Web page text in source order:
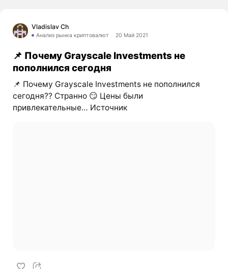
Vladislav Ch
Анализ рынка криптовалют 20 Май 2021
📌 Почему Grayscale Investments не
пополнился сегодня
📌 Почему Grayscale Investments не пополнился
сегодня?? Странно 😏 Цены были
привлекательные… Источник